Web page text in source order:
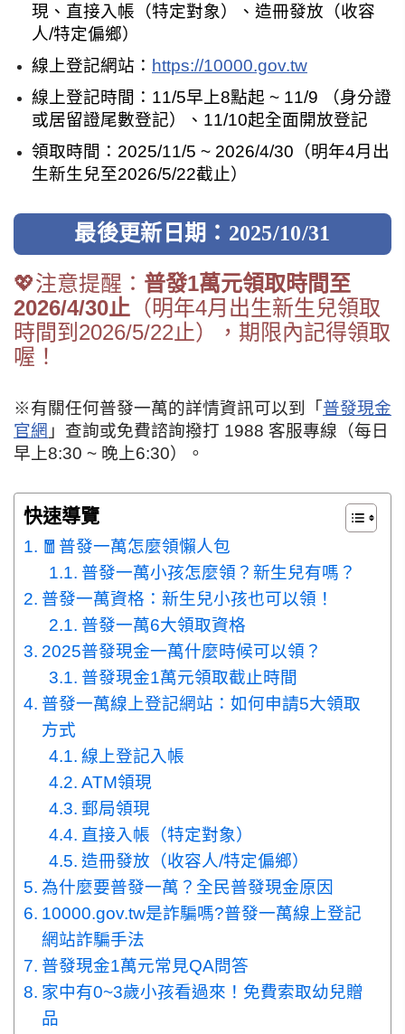
現、直接入帳（特定對象）、造冊發放（收容
人/特定偏鄉）
線上登記網站： https://10000.gov.tw
線上登記時間：11/5早上8點起 ~ 11/9 （身分證
或居留證尾數登記）、11/10起全面開放登記
領取時間：2025/11/5 ~ 2026/4/30（明年4月出
生新生兒至2026/5/22截止）
最後更新日期：2025/10/31
💖注意提醒： 普發1萬元領取時間至
2026/4/30止 （明年4月出生新生兒領取
時間到2026/5/22止），期限內記得領取
喔！
※有關任何普發一萬的詳情資訊可以到「 普發現金
官網 」查詢或免費諮詢撥打 1988 客服專線（每日
早上8:30 ~ 晚上6:30）。
快速導覽
🧧普發一萬怎麼領懶人包
普發一萬小孩怎麼領？新生兒有嗎？
普發一萬資格：新生兒小孩也可以領！
普發一萬6大領取資格
2025普發現金一萬什麼時候可以領？
普發現金1萬元領取截止時間
普發一萬線上登記網站：如何申請5大領取
方式
線上登記入帳
ATM領現
郵局領現
直接入帳（特定對象）
造冊發放（收容人/特定偏鄉）
為什麼要普發一萬？全民普發現金原因
10000.gov.tw是詐騙嗎?普發一萬線上登記
網站詐騙手法
普發現金1萬元常見QA問答
家中有0~3歲小孩看過來！免費索取幼兒贈
品